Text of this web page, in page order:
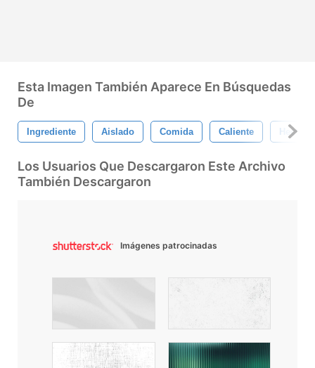
Esta Imagen También Aparece En Búsquedas
De
Ingrediente Aislado Comida Caliente Hecho
Los Usuarios Que Descargaron Este Archivo
También Descargaron
Imágenes patrocinadas